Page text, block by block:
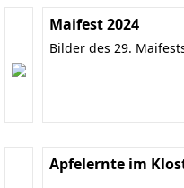
Maifest 2024
Bilder des 29.
Apfelernte im